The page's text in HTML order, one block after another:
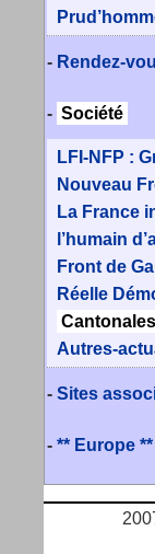
- Rendez-
- Société
LFI-NFP :
Nouveau
La France
l’humain
Front de
Réelle
Autres-
- Sites
- ** Europe **